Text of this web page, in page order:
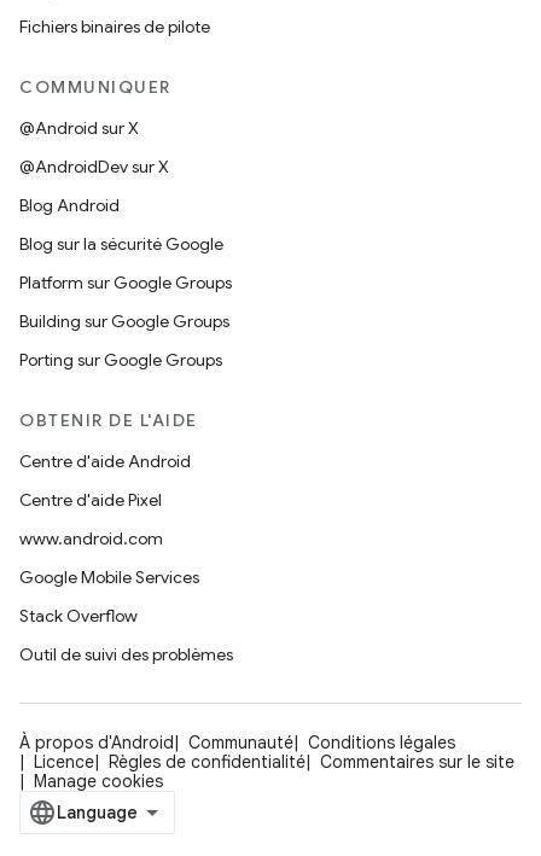
Fichiers binaires de pilote
COMMUNIQUER
@Android sur X
@AndroidDev sur X
Blog Android
Blog sur la sécurité Google
Platform sur Google Groups
Building sur Google Groups
Porting sur Google Groups
OBTENIR DE L'AIDE
Centre d'aide Android
Centre d'aide Pixel
www.android.com
Google Mobile Services
Stack Overflow
Outil de suivi des problèmes
À propos d'Android Communauté
Conditions légales
Licence
Règles de confidentialité
Commentaires sur le site
Manage cookies